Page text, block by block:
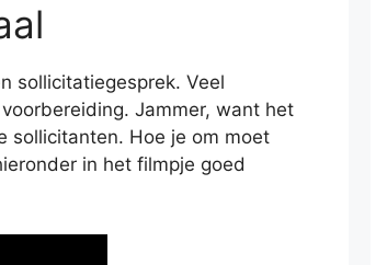
sollicitatiegesprek. Veel
Jammer, want het
sollicitanten. Hoe je om moet
in het filmpje goed